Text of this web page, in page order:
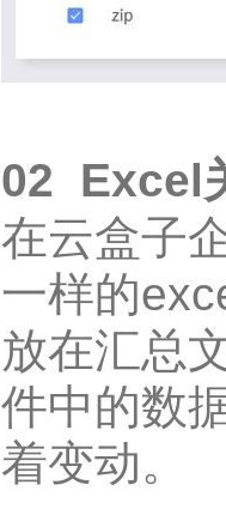
02 Excel
在云盒子
一样的
放在汇总
件中的数
着变动。